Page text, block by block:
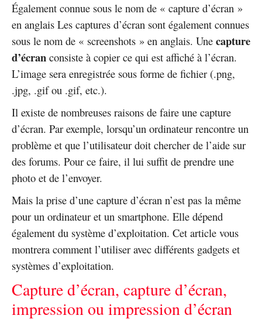
Également connue sous le nom de « capture d’écran »
en anglais Les captures d’écran sont également connues
sous le nom de « screenshots » en anglais. Une capture
d’écran consiste à copier ce qui est affiché à l’écran.
L’image sera enregistrée sous forme de fichier (.png,
.jpg, .gif ou .gif, etc.).
Il existe de nombreuses raisons de faire une capture
d’écran. Par exemple, lorsqu’un ordinateur rencontre un
problème et que l’utilisateur doit chercher de l’aide sur
des forums. Pour ce faire, il lui suffit de prendre une
photo et de l’envoyer.
Mais la prise d’une capture d’écran n’est pas la même
pour un ordinateur et un smartphone. Elle dépend
également du système d’exploitation. Cet article vous
montrera comment l’utiliser avec différents gadgets et
systèmes d’exploitation.
Capture d’écran, capture d’écran,
impression ou impression d’écran